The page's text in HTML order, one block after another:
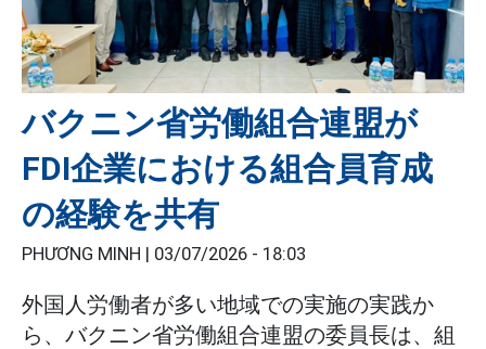
バクニン省労働組合連盟が
FDI企業における組合員育成
の経験を共有
PHƯƠNG MINH | 03/07/2026 - 18:03
外国人労働者が多い地域での実施の実践か
ら、バクニン省労働組合連盟の委員長は、組